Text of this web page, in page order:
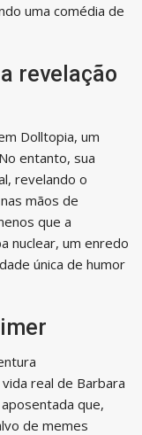
uma comédia de
revelação
Dolltopia, um
entanto, sua
revelando o
mãos de
que a
nuclear, um enredo
única de humor
real de Barbara
que,
de memes